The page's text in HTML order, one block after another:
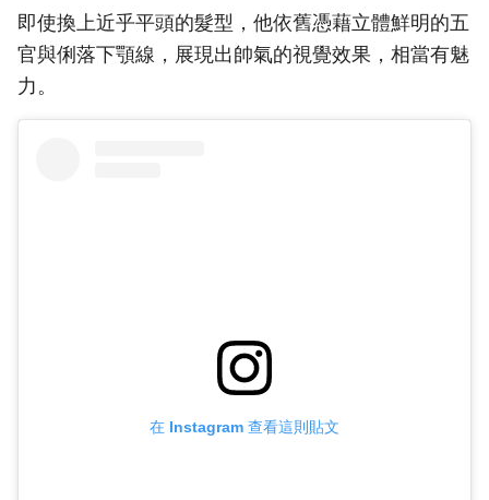
即使換上近乎平頭的髮型，他依舊憑藉立體鮮明的五
官與俐落下顎線，展現出帥氣的視覺效果，相當有魅
力。
在 Instagram 查看這則貼文